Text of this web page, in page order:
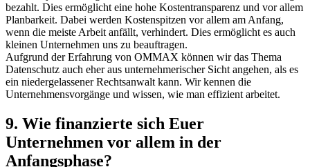
bezahlt. Dies ermöglicht eine hohe Kostentransparenz und vor allem
Planbarkeit. Dabei werden Kostenspitzen vor allem am Anfang,
wenn die meiste Arbeit anfällt, verhindert. Dies ermöglicht es auch
kleinen Unternehmen uns zu beauftragen.
Aufgrund der Erfahrung von OMMAX können wir das Thema
Datenschutz auch eher aus unternehmerischer Sicht angehen, als es
ein niedergelassener Rechtsanwalt kann. Wir kennen die
Unternehmensvorgänge und wissen, wie man effizient arbeitet.
9. Wie finanzierte sich Euer
Unternehmen vor allem in der
Anfangsphase?